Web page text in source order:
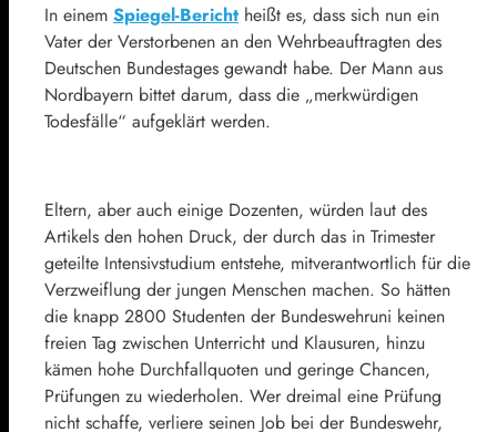
In einem Spiegel-Bericht heißt es, dass sich nun ein
Vater der Verstorbenen an den Wehrbeauftragten des
Deutschen Bundestages gewandt habe. Der Mann aus
Nordbayern bittet darum, dass die „merkwürdigen
Todesfälle“ aufgeklärt werden.
Eltern, aber auch einige Dozenten, würden laut des
Artikels den hohen Druck, der durch das in Trimester
geteilte Intensivstudium entstehe, mitverantwortlich für die
Verzweiflung der jungen Menschen machen. So hätten
die knapp 2800 Studenten der Bundeswehruni keinen
freien Tag zwischen Unterricht und Klausuren, hinzu
kämen hohe Durchfallquoten und geringe Chancen,
Prüfungen zu wiederholen. Wer dreimal eine Prüfung
nicht schaffe, verliere seinen Job bei der Bundeswehr,